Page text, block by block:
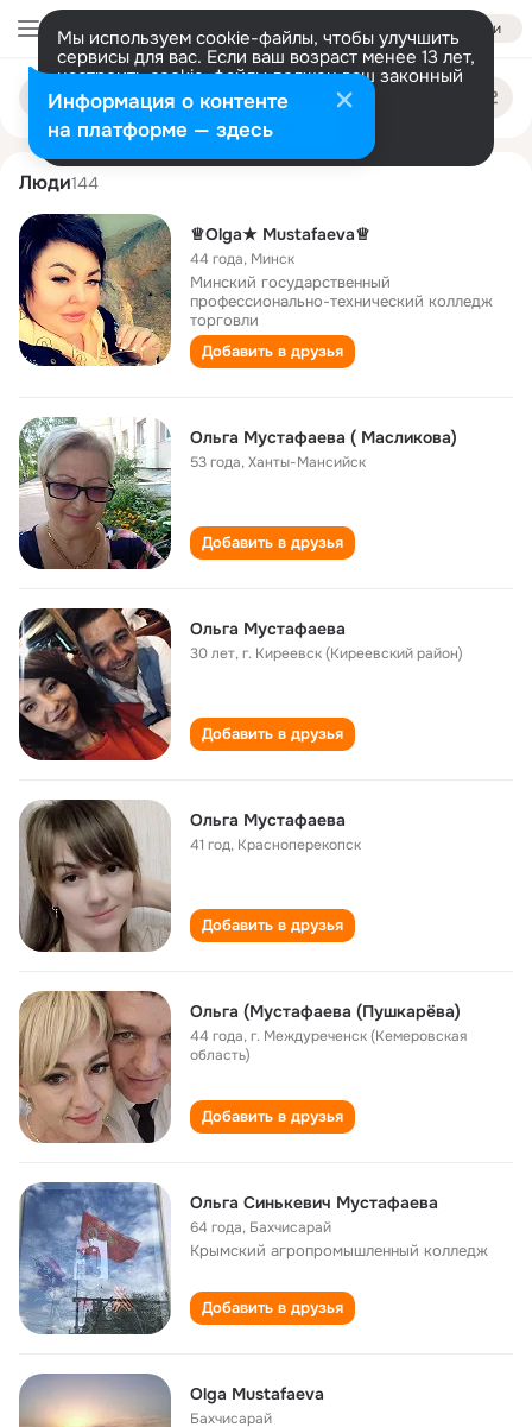
Войти
Мы используем cookie-файлы, чтобы улучшить
сервисы для вас. Если ваш возраст менее 13 лет,
настроить cookie-файлы должен ваш законный
представитель. Больше информации
Разрешить все Настроить
Поиск
людям
olga mustafaeva
Люди144
♕Olga★ Mustafaeva♕
44 года, Минск
Минский государственный
профессионально-технический колледж
торговли
Добавить в друзья
Ольга Мустафаева ( Масликова)
53 года,Ханты-Мансийск
Добавить в друзья
Ольга Мустафаева
30 лет,г. Киреевск (Киреевский район)
Добавить в друзья
Ольга Мустафаева
41 год, Красноперекопск
Добавить в друзья
Ольга (Мустафаева (Пушкарëва)
44 года,г. Междуреченск (Кемеровская
область)
Добавить в друзья
Ольга Синькевич Мустафаева
64 года, Бахчисарай
Крымский агропромышленный колледж
Добавить в друзья
Olga Mustafaeva
Бахчисарай
Информация о контенте
на платформе — здесь